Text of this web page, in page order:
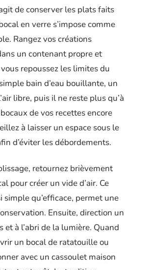
de conserver les plats faits
en verre s’impose comme
Rangez vos créations
un contenant propre et
repoussez les limites du
bain d’eau bouillante, un
libre, puis il ne reste plus qu’à
de vos recettes encore
à laisser un espace sous le
d’éviter les débordements.
retournez brièvement
pour créer un vide d’air. Ce
simple qu’efficace, permet une
Ensuite, direction un
et à l’abri de la lumière. Quand
un bocal de ratatouille ou
avec un cassoulet maison